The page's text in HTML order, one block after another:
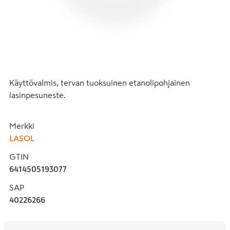
Käyttövalmis, tervan tuoksuinen etanolipohjainen
lasinpesuneste.
Merkki
LASOL
GTIN
6414505193077
SAP
40226266